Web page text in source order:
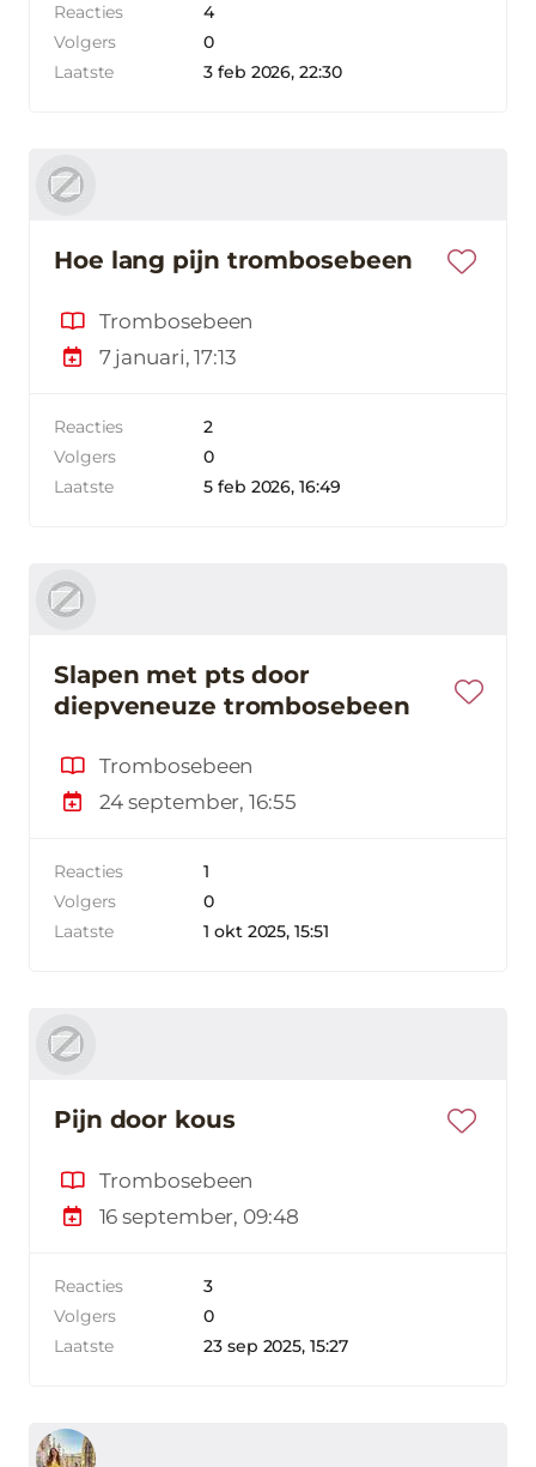
Reacties
4
Volgers
0
Laatste
3 feb 2026, 22:30
Hoe lang pijn trombosebeen
Trombosebeen
7 januari, 17:13
Reacties
2
Volgers
0
Laatste
5 feb 2026, 16:49
Slapen met pts door
diepveneuze trombosebeen
Trombosebeen
24 september, 16:55
Reacties
1
Volgers
0
Laatste
1 okt 2025, 15:51
Pijn door kous
Trombosebeen
16 september, 09:48
Reacties
3
Volgers
0
Laatste
23 sep 2025, 15:27